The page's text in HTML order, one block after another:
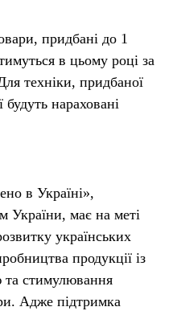
придбані до 1
в цьому році за
техніки, придбаної
будуть нараховані
в Україні»,
України, має на меті
українських
продукції із
та стимулювання
Адже підтримка